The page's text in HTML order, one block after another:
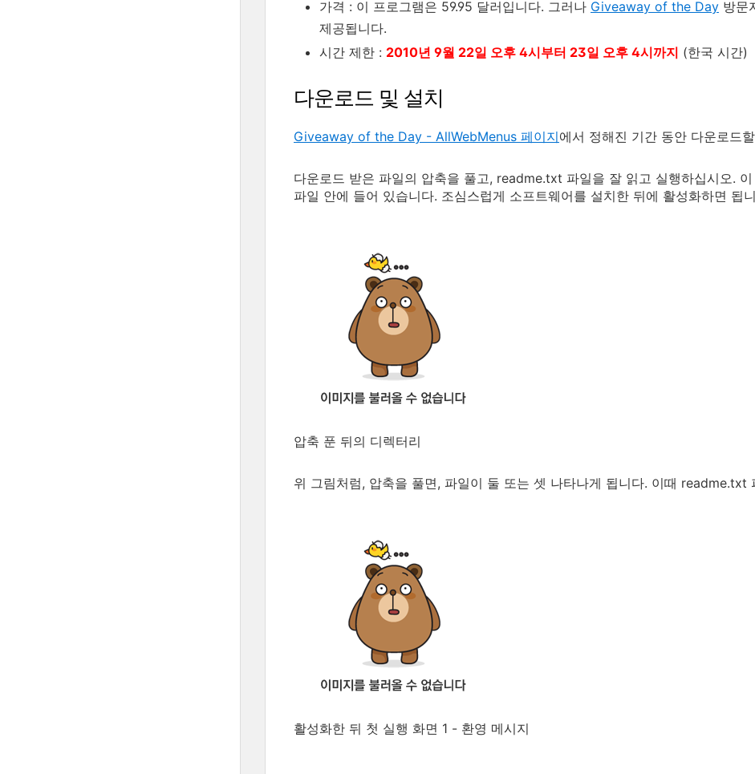
가격 : 이 프로그램은 59.95 달러입니다. 그러나 Giveaway of the Day 방문
제공됩니다.
시간 제한 : 2010년 9월 22일 오후 4시부터 23일 오후 4시까지 (한국 시간)
다운로드 및 설치
Giveaway of the Day - AllWebMenus 페이지에서 정해진 기간 동안 다운로드
다운로드 받은 파일의 압축을 풀고, readme.txt 파일을 잘 읽고 실행하십시오.
파일 안에 들어 있습니다. 조심스럽게 소프트웨어를 설치한 뒤에 활성화하면 됩
압축 푼 뒤의 디렉터리
위 그림처럼, 압축을 풀면, 파일이 둘 또는 셋 나타나게 됩니다. 이때
활성화한 뒤 첫 실행 화면 1 - 환영 메시지